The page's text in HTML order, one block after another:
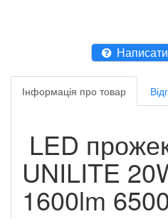
Інформація про товар
LED
UNILITE
1600lm